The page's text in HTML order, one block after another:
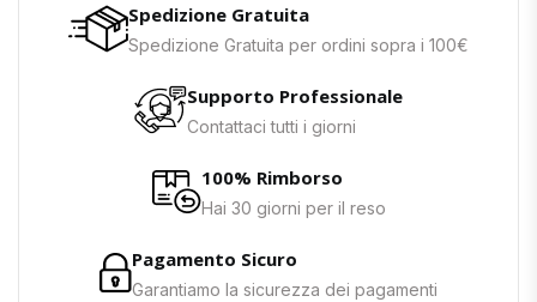
Spedizione Gratuita
Spedizione Gratuita per ordini sopra i 100€
Supporto Professionale
Contattaci tutti i giorni
100% Rimborso
Hai 30 giorni per il reso
Pagamento Sicuro
Garantiamo la sicurezza dei pagamenti